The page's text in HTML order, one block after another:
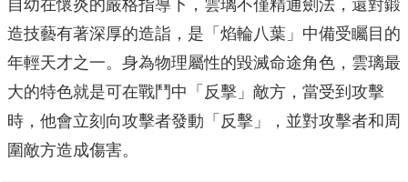
自幼在懷炎的嚴格指導下，雲璃不僅精通劍法，還對鍛
造技藝有著深厚的造詣，是「焰輪八葉」中備受矚目的
年輕天才之一。身為物理屬性的毀滅命途角色，雲璃最
大的特色就是可在戰鬥中「反擊」敵方，當受到攻擊
時，他會立刻向攻擊者發動「反擊」，並對攻擊者和周
圍敵方造成傷害。